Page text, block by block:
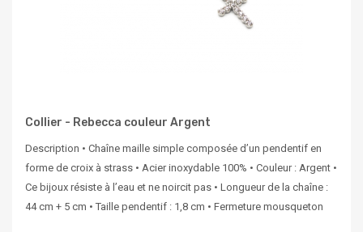
Collier - Rebecca couleur Argent
Description • Chaîne maille simple composée d’un pendentif en
forme de croix à strass • Acier inoxydable 100% • Couleur : Argent •
Ce bijoux résiste à l’eau et ne noircit pas • Longueur de la chaîne :
44 cm + 5 cm • Taille pendentif : 1,8 cm • Fermeture mousqueton